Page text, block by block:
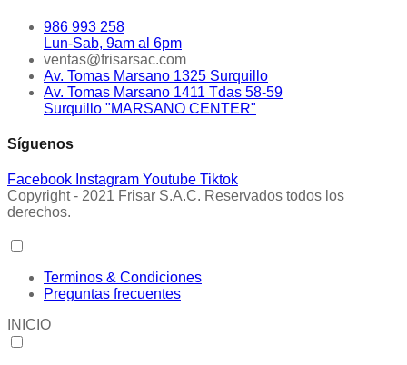
986 993 258
Lun-Sab, 9am al 6pm
ventas@frisarsac.com
Av. Tomas Marsano 1325 Surquillo
Av. Tomas Marsano 1411 Tdas 58-59
Surquillo "MARSANO CENTER"
Síguenos
Facebook Instagram Youtube Tiktok
Copyright - 2021 Frisar S.A.C. Reservados todos los
derechos.
Terminos & Condiciones
Preguntas frecuentes
INICIO